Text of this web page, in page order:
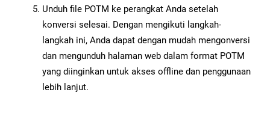
Unduh file POTM ke perangkat Anda setelah
konversi selesai. Dengan mengikuti langkah-
langkah ini, Anda dapat dengan mudah mengonversi
dan mengunduh halaman web dalam format POTM
yang diinginkan untuk akses offline dan penggunaan
lebih lanjut.